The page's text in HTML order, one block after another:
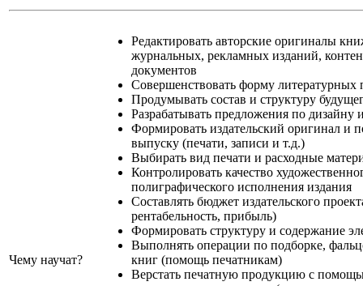
Чему научат?
Редактировать авторские оригиналы
журнальных, рекламных изданий,
документов
Совершенствовать форму литературных
Продумывать состав и структуру
Разрабатывать предложения по дизайну
Формировать издательский оригинал и
выпуску (печати, записи и т.д.)
Выбирать вид печати и расходные
Контролировать качество
полиграфического исполнения издания
Составлять бюджет издательского
рентабельность, прибыль)
Формировать структуру и содержание
Выполнять операции по подборке,
книг (помощь печатникам)
Верстать печатную продукцию с